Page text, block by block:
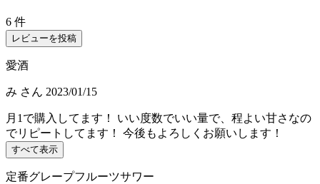
6 件
レビューを投稿
愛酒
み さん 2023/01/15
月1で購入してます！ いい度数でいい量で、程よい甘さなの
でリピートしてます！ 今後もよろしくお願いします！
すべて表示
定番グレープフルーツサワー